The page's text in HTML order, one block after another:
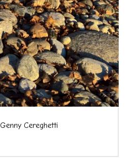
Genny Cereghetti